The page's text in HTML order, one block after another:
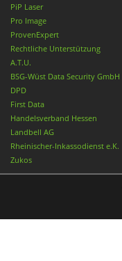
PiP Laser
Pro Image
ProvenExpert
Rechtliche Unterstützung
A.T.U.
BSG-Wüst Data Security GmbH
DPD
First Data
Handelsverband Hessen
Landbell AG
Rheinischer-Inkassodienst e.K.
Zukos